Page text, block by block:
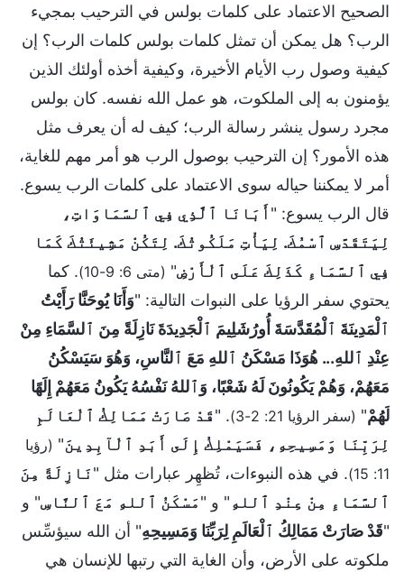
الصحيح الاعتماد على كلمات بولس في الترحيب بمجيء
الرب؟ هل يمكن أن تمثل كلمات بولس كلمات الرب؟ إن
كيفية وصول رب الأيام الأخيرة، وكيفية أخذه أولئك الذين
يؤمنون به إلى الملكوت، هو عمل الله نفسه. كان بولس
مجرد رسول ينشر رسالة الرب؛ كيف له أن يعرف مثل
هذه الأمور؟ إن الترحيب بوصول الرب هو أمر مهم للغاية،
أمر لا يمكننا حياله سوى الاعتماد على كلمات الرب يسوع.
قال الرب يسوع: " أَبَانَا ٱلَّذِي فِي ٱلسَّمَاوَاتِ،
لِيَتَقَدَّسِ ٱسْمُكَ. لِيَأْتِ مَلَكُوتُكَ. لِتَكُنْ مَشِيئَتُكَ كَمَا
فِي ٱلسَّمَاءِ كَذَلِكَ عَلَى ٱلْأَرْضِ" (متى 6: 9-10)
. كما
يحتوي سفر الرؤيا على النبوات التالية: "وَأَنَا يُوحَنَّا رَأَيْتُ
ٱلْمَدِينَةَ ٱلْمُقَدَّسَةَ أُورُشَلِيمَ ٱلْجَدِيدَةَ نَازِلَةً مِنَ ٱلسَّمَاءِ مِنْ
عِنْدِ ٱللهِ... هُوَذَا مَسْكَنُ ٱللهِ مَعَ ٱلنَّاسِ، وَهُوَ سَيَسْكُنُ
مَعَهُمْ، وَهُمْ يَكُونُونَ لَهُ شَعْبًا، وَٱللهُ نَفْسُهُ يَكُونُ مَعَهُمْ إِلَهًا
لَهُمْ" (سفر الرؤيا 21: 2-3) . "قَدْ صَارَتْ مَمَالِكُ ٱلْعَالَمِ
لِرَبِّنَا وَمَسِيحِهِ، فَسَيَمْلِكُ إِلَى أَبَدِ ٱلْآبِدِينَ" (رؤيا
11: 15)
. في هذه النبوءات، تُظهِر عبارات مثل "نَازِلَةً مِنَ
ٱلسَّمَاءِ مِنْ عِنْدِ ٱللهِ" و "مَسْكَنُ ٱللهِ مَعَ ٱلنَّاسِ" و
"قَدْ صَارَتْ مَمَالِكُ ٱلْعَالَمِ لِرَبِّنَا وَمَسِيحِهِ" أن الله سيؤسِّس
ملكوته على الأرض، وأن الغاية التي رتبها للإنسان هي